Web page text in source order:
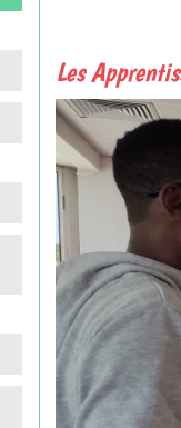
Les